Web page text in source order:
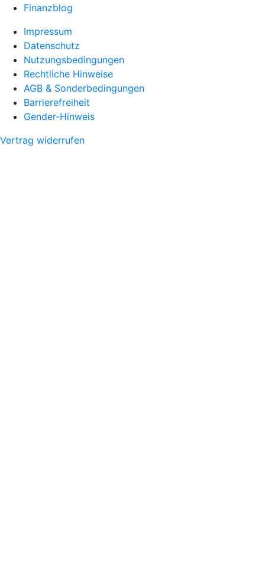
Finanzblog
Impressum
Datenschutz
Nutzungsbedingungen
Rechtliche Hinweise
AGB & Sonderbedingungen
Barrierefreiheit
Gender-Hinweis
Vertrag widerrufen